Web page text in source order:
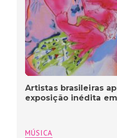
Artistas brasileiras
exposição inédita
MÚSICA